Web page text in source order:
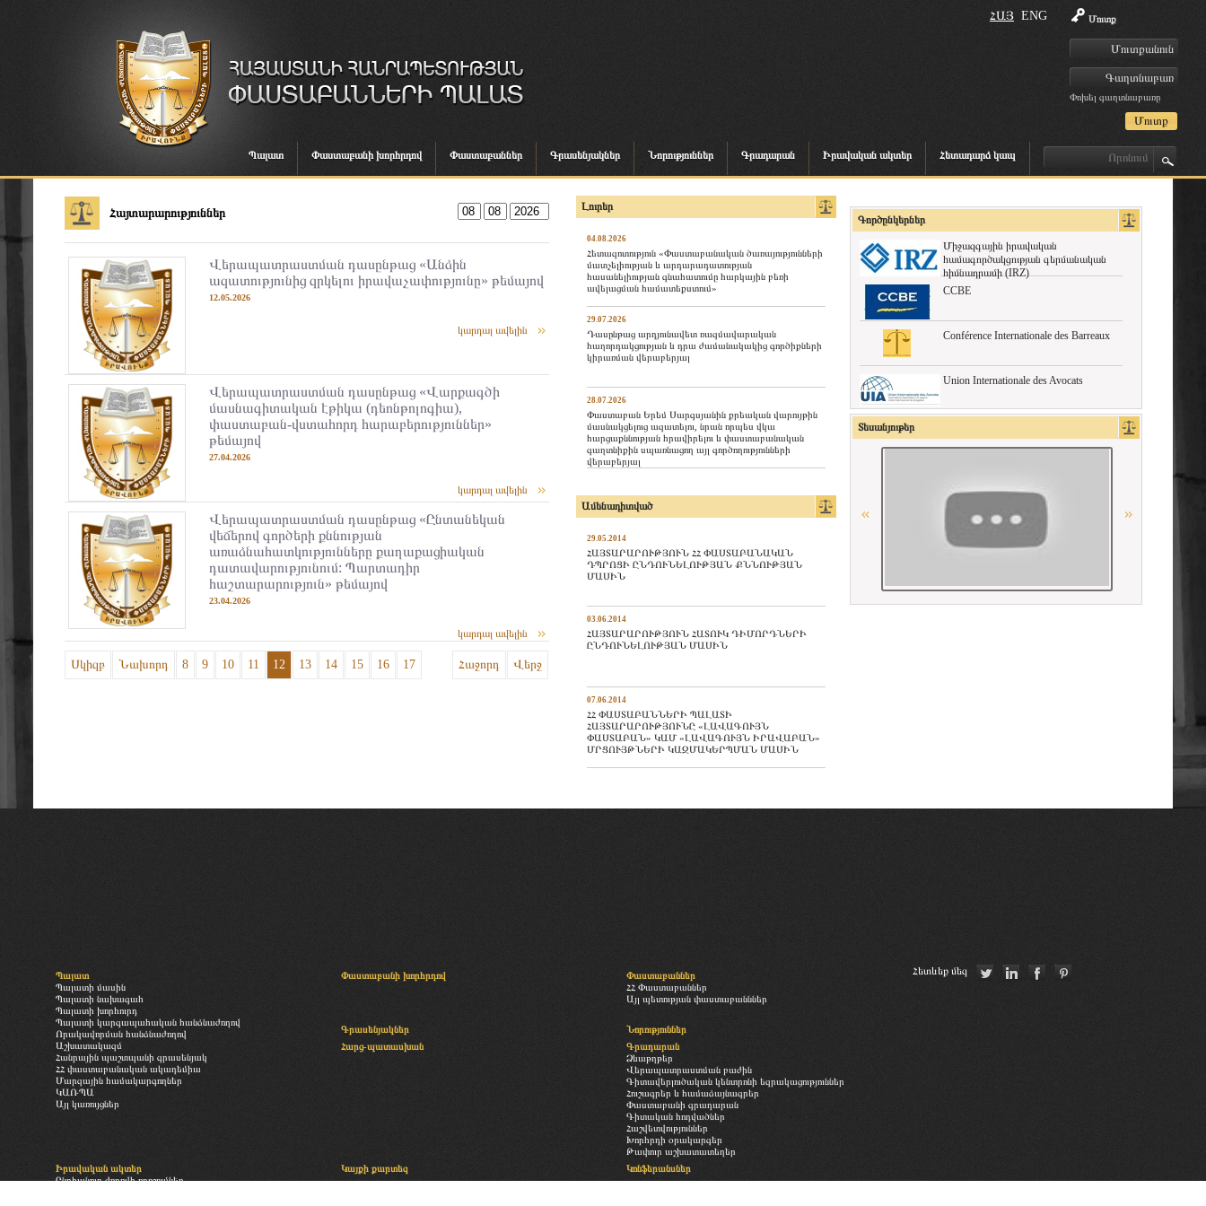
Մուտք
Փոխել գաղտնաբառը
ՀԱՅ ENG
Պալատ Փաստաբանի խորհրդով Փաստաբաններ Գրասենյակներ Նորություններ Գրադարան Իրավական ակտեր Հետադարձ կապ
Հայտարարություններ
Վերապատրաստման դասընթաց «Անձին
ազատությունից զրկելու իրավաչափությունը» թեմայով
12.05.2026
կարդալ ավելին
Վերապատրաստման դասընթաց «Վարքագծի
մասնագիտական էթիկա (դեոնթոլոգիա),
փաստաբան-վստահորդ հարաբերություններ»
թեմայով
27.04.2026
կարդալ ավելին
Վերապատրաստման դասընթաց «Ընտանեկան
վեճերով գործերի քննության
առաձնահատկությունները քաղաքացիական
դատավարությունում: Պարտադիր
հաշտարարություն» թեմայով
23.04.2026
կարդալ ավելին
Սկիզբ Նախորդ 8 9 10 11 12 13 14 15 16 17 Վերջ
Հաջորդ
Լուրեր
04.08.2026
Հետազոտություն «Փաստաբանական ծառայությունների
մատչելիության և արդարադատության
հասանելիության գնահատումը հարկային բեռի
ավելացման համատեքստում»
29.07.2026
Դասընթաց արդյունավետ ռազմավարական
հաղորդակցության և դրա ժամանակակից գործիքների
կիրառման վերաբերյալ
28.07.2026
Փաստաբան Երեմ Սարգսյանին քրեական վարույթին
մասնակցելուց ազատելու, նրան որպես վկա
հարցաքննության հրավիրելու և փաստաբանական
գաղտնիքին սպառնացող այլ գործողությունների
վերաբերյալ
Ամենադիտված
29.05.2014
ՀԱՅՏԱՐԱՐՈՒԹՅՈՒՆ ՀՀ ՓԱՍՏԱԲԱՆԱԿԱՆ
ԴՊՐՈՑԻ ԸՆԴՈՒՆԵԼՈՒԹՅԱՆ ՔՆՆՈՒԹՅԱՆ
ՄԱՍԻՆ
03.06.2014
ՀԱՅՏԱՐԱՐՈՒԹՅՈՒՆ ՀԱՏՈՒԿ ԴԻՄՈՐԴՆԵՐԻ
ԸՆԴՈՒՆԵԼՈՒԹՅԱՆ ՄԱՍԻՆ
07.06.2014
ՀՀ ՓԱՍՏԱԲԱՆՆԵՐԻ ՊԱԼԱՏԻ
ՀԱՅՏԱՐԱՐՈՒԹՅՈՒՆԸ «ԼԱՎԱԳՈՒՅՆ
ՓԱՍՏԱԲԱՆ» ԿԱՄ «ԼԱՎԱԳՈՒՅՆ ԻՐԱՎԱԲԱՆ»
ՄՐՑՈՒՅԹՆԵՐԻ ԿԱԶՄԱԿԵՐՊՄԱՆ ՄԱՍԻՆ
Գործընկերներ
Միջազգային իրավական
համագործակցության գերմանական
հիմնադրամի (IRZ)
CCBE
Conférence Internationale des Barreaux
Union Internationale des Avocats
La Grande Bibliothèque du Droit
«Փորձաքննությունների ազգային
Գերմանիայի փաստաբանների
դաշնային պալատ
Տեսանյութեր
Պալատ
Պալատի մասին
Պալատի նախագահ
Պալատի խորհուրդ
Պալատի կարգապահական հանձնաժողով
Որակավորման հանձնաժողով
Աշխատակազմ
Հանրային պաշտպանի գրասենյակ
ՀՀ փաստաբանական ակադեմիա
Մարզային համակարգողներ
ԿԱՌՊԱ
Այլ կառույցներ
Փաստաբանի խորհրդով
Փաստաբաններ
ՀՀ Փաստաբաններ
Այլ պետության փաստաբանններ
Գրասենյակներ
Նորություններ
Հարց-պատասխան
Գրադարան
Ձևաթղթեր
Վերապատրաստման բաժին
Գիտավերլուծական կենտրոնի եզրակացություններ
Հուշագրեր և համաձայնագրեր
Փաստաբանի գրադարան
Գիտական հոդվածներ
Հաշվետվություններ
Խորհրդի օրակարգեր
Թափուր աշխատատեղեր
Իրավական ակտեր
Ընդհանուր ժողովի որոշումներ
Կայքի քարտեզ
Կոնֆերանսներ
Հետևեք մեզ